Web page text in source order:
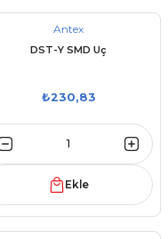
Antex
DST-Y SMD Uç
₺230,83
Ekle